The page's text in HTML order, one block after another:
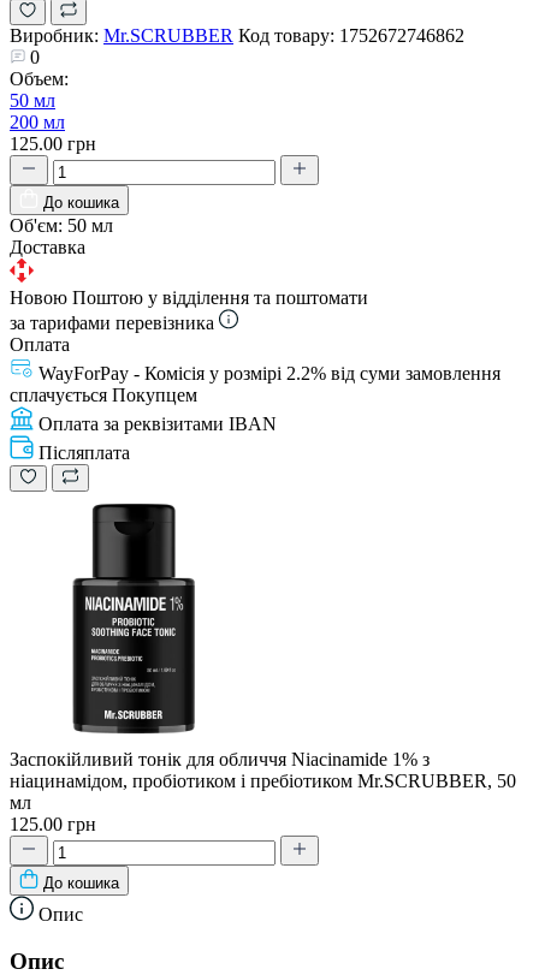
Виробник: Mr.SCRUBBER Код товару: 1752672746862
0
Объем:
50 мл
200 мл
125.00 грн
До кошика
Об'єм: 50 мл
Доставка
Новою Поштою у відділення та поштомати
за тарифами перевізника
Оплата
WayForPay - Комісія у розмірі 2.2% від суми замовлення
сплачується Покупцем
Оплата за реквізитами IBAN
Післяплата
Заспокійливий тонік для обличчя Niacinamide 1% з
ніацинамідом, пробіотиком і пребіотиком Mr.SCRUBBER, 50
мл
125.00 грн
До кошика
Опис
Опис